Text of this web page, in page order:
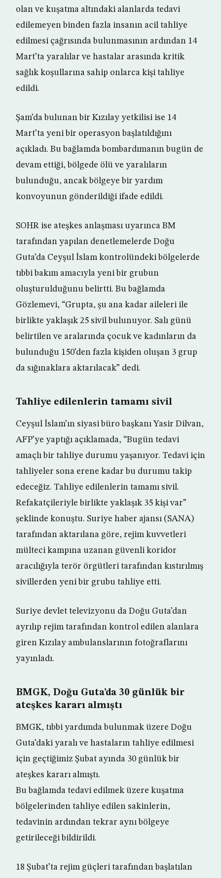
olan ve kuşatma altındaki alanlarda tedavi
edilemeyen binden fazla insanın acil tahliye
edilmesi çağrısında bulunmasının ardından 14
Mart’ta yaralılar ve hastalar arasında kritik
sağlık koşullarına sahip onlarca kişi tahliye
edildi.
Şam’da bulunan bir Kızılay yetkilisi ise 14
Mart’ta yeni bir operasyon başlatıldığını
açıkladı. Bu bağlamda bombardımanın bugün de
devam ettiği, bölgede ölü ve yaralıların
bulunduğu, ancak bölgeye bir yardım
konvoyunun gönderildiği ifade edildi.
SOHR ise ateşkes anlaşması uyarınca BM
tarafından yapılan denetlemelerde Doğu
Guta’da Ceyşul İslam kontrolündeki bölgelerde
tıbbi bakım amacıyla yeni bir grubun
oluşturulduğunu belirtti. Bu bağlamda
Gözlemevi, “Grupta, şu ana kadar aileleri ile
birlikte yaklaşık 25 sivil bulunuyor. Salı günü
belirtilen ve aralarında çocuk ve kadınların da
bulunduğu 150’den fazla kişiden oluşan 3 grup
da sığınaklara aktarılacak” dedi.
Tahliye edilenlerin tamamı sivil
Ceyşul İslam’ın siyasi büro başkanı Yasir Dilvan,
AFP’ye yaptığı açıklamada, “Bugün tedavi
amaçlı bir tahliye durumu yaşanıyor. Tedavi için
tahliyeler sona erene kadar bu durumu takip
edeceğiz. Tahliye edilenlerin tamamı sivil.
Refakatçileriyle birlikte yaklaşık 35 kişi var”
şeklinde konuştu. Suriye haber ajansı (SANA)
tarafından aktarılana göre, rejim kuvvetleri
mülteci kampına uzanan güvenli koridor
aracılığıyla terör örgütleri tarafından kıstırılmış
sivillerden yeni bir grubu tahliye etti.
Suriye devlet televizyonu da Doğu Guta’dan
ayrılıp rejim tarafından kontrol edilen alanlara
giren Kızılay ambulanslarının fotoğraflarını
yayınladı.
BMGK, Doğu Guta’da 30 günlük bir
ateşkes kararı almıştı
BMGK, tıbbi yardımda bulunmak üzere Doğu
Guta’daki yaralı ve hastaların tahliye edilmesi
için geçtiğimiz Şubat ayında 30 günlük bir
ateşkes kararı almıştı.
Bu bağlamda tedavi edilmek üzere kuşatma
bölgelerinden tahliye edilen sakinlerin,
tedavinin ardından tekrar aynı bölgeye
getirileceği bildirildi.
18 Şubat’ta rejim güçleri tarafından başlatılan